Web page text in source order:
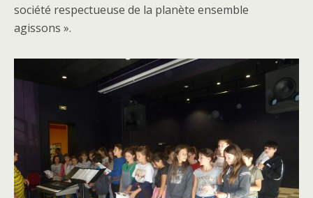
société respectueuse de la planète ensemble
agissons ».